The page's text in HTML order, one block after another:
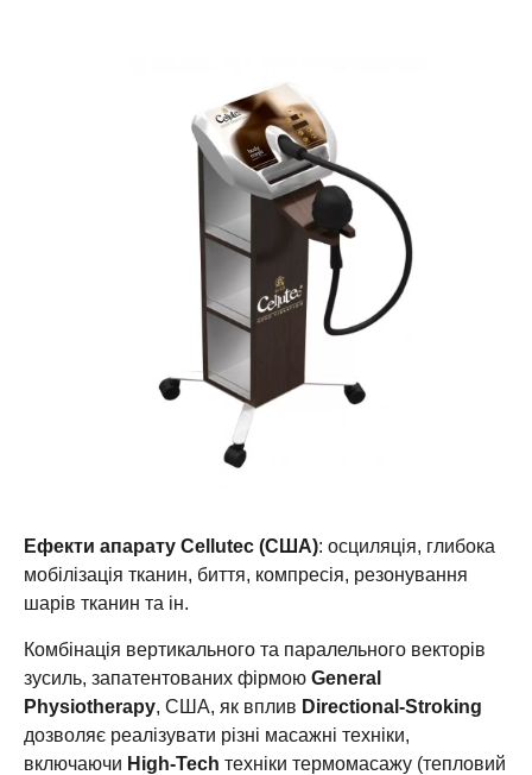
Ефекти апарату Cellutec (США): осциляція, глибока
мобілізація тканин, биття, компресія, резонування
шарів тканин та ін.
Комбінація вертикального та паралельного векторів
зусиль, запатентованих фірмою General
Physiotherapy, США, як вплив Directional-Stroking
дозволяє реалізувати різні масажні техніки,
включаючи High-Tech техніки термомасажу (тепловий